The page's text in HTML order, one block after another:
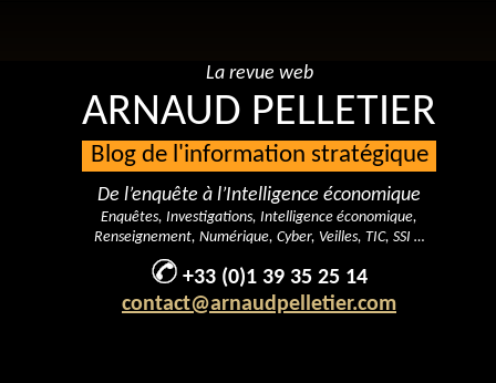
La revue web
ARNAUD PELLETIER
Blog de l'information stratégique
De l’enquête à l’Intelligence économique
Enquêtes, Investigations, Intelligence économique,
Renseignement, Numérique, Cyber, Veilles, TIC, SSI …
+33 (0)1 39 35 25 14
contact@arnaudpelletier.com